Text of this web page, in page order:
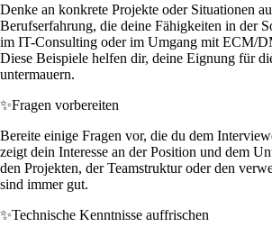
Denke an konkrete Projekte oder Situationen
Berufserfahrung, die deine Fähigkeiten in der
im IT-Consulting oder im Umgang mit ECM/
Diese Beispiele helfen dir, deine Eignung für
untermauern.
✨Fragen vorbereiten
Bereite einige Fragen vor, die du dem
zeigt dein Interesse an der Position und dem
den Projekten, der Teamstruktur oder den
sind immer gut.
✨Technische Kenntnisse auffrischen